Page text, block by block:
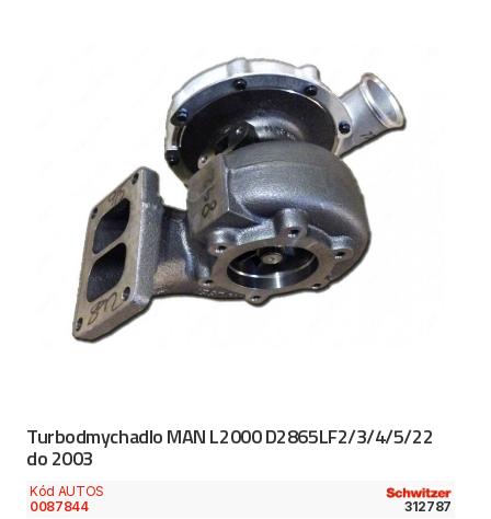
Turbodmychadlo MAN L2000 D2865LF2/3/4/5/22
do 2003
Kód AUTOS
0087844
312787